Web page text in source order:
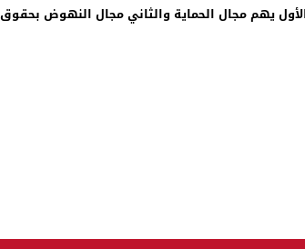
يهم مجال الحماية والثاني مجال النهوض بحقوق